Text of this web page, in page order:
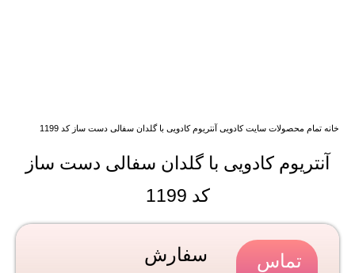
خانه تمام محصولات سایتکادویی آنتریوم کادویی با گلدان سفالی دست ساز کد 1199
آنتریوم کادویی با گلدان سفالی دست ساز
کد 1199
تماس
سفارش